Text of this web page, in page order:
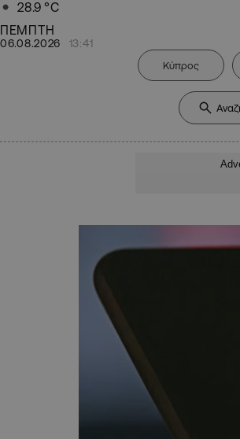
28.9 °C
ΠΕΜΠΤΗ
06.08.2026 13:41
Κύπρος